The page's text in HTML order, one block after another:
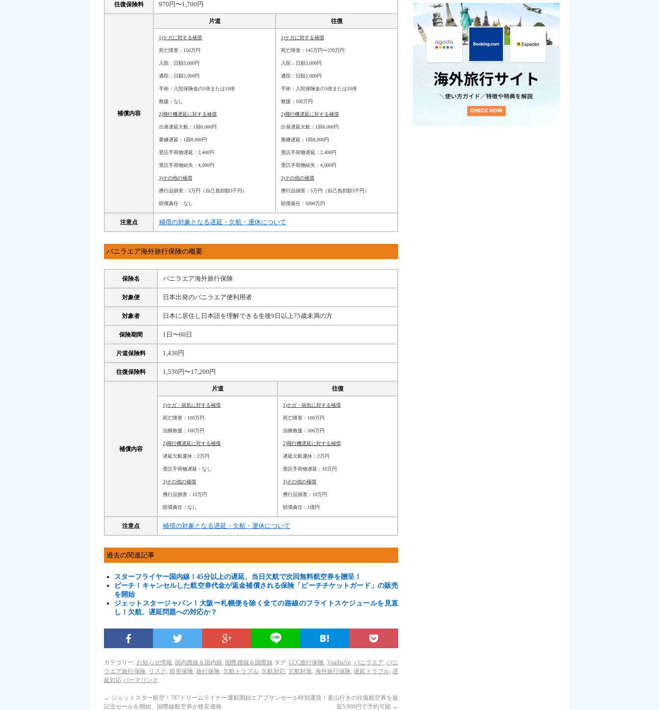
往復保険料 970円〜1,700円
補償内容
片道 往復
1)ケガに対する補償
死亡障害：150万円
入院：日額3,000円
通院：日額2,000円
手術：入院保険金の5倍または10倍
救援：なし
2)飛行機遅延に対する補償
出発遅延欠航：1回8,000円
乗継遅延：1回8,000円
受託手荷物遅延：2,400円
受託手荷物紛失：4,000円
3)その他の補償
携行品損害：5万円（自己負担額3千円）
賠償責任：なし
1)ケガに対する補償
死亡障害：145万円〜270万円
入院：日額3,000円
通院：日額2,000円
手術：入院保険金の5倍または10倍
救援：100万円
2)飛行機遅延に対する補償
出発遅延欠航：1回8,000円
乗継遅延：1回8,000円
受託手荷物遅延：2,400円
受託手荷物紛失：4,000円
3)その他の補償
携行品損害：5万円（自己負担額3千円）
賠償責任：5000万円
注意点 補償の対象となる遅延・欠航・運休について
バニラエア海外旅行保険の概要
保険名 バニラエア海外旅行保険
対象便 日本出発のバニラエア便利用者
対象者 日本に居住し日本語を理解できる生後9日以上75歳未満の方
保険期間 1日〜60日
片道保険料 1,430円
往復保険料 1,530円〜17,200円
補償内容
片道 往復
1)ケガ・病気に対する補償
死亡障害：100万円
治療救援：100万円
2)飛行機遅延に対する補償
遅延欠航運休：2万円
受託手荷物遅延：なし
3)その他の補償
携行品損害：10万円
賠償責任：なし
1)ケガ・病気に対する補償
死亡障害：100万円
治療救援：500万円
2)飛行機遅延に対する補償
遅延欠航運休：2万円
受託手荷物遅延：10万円
3)その他の補償
携行品損害：10万円
賠償責任：1億円
注意点 補償の対象となる遅延・欠航・運休について
過去の関連記事
スターフライヤー国内線！45分以上の遅延、当日欠航で次回無料航空券を贈呈！
ピーチ！キャンセルした航空券代金が返金補償される保険「ピーチチケットガード」の販売
を開始
ジェットスタージャパン！大阪ー札幌便を除く全ての路線のフライトスケジュールを見直
し！欠航、遅延問題への対応か？
カテゴリー: お知らせ情報, 国内路線＆国内線, 国際路線＆国際線 タグ:LCC旅行保険, VanillaAir, バニラエア, バニ
ラエア旅行保険, リスク ,損害保険, 旅行保険, 欠航トラブル, 欠航対応, 欠航対策, 海外旅行保険,遅延トラブル,遅
延対応 パーマリンク
← ジェットスター航空！787ドリームライナー運航開始
記念セールを開始、国際線航空券が格安価格
エアプサンセール特別運賃！釜山行きの往復航空券を最
安5,900円で予約可能 →